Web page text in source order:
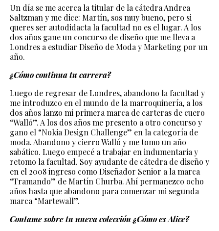
Un día se me acerca la titular de la cátedra Andrea
Saltzman y me dice: Martín, sos muy bueno, pero si
queres ser autodidacta la facultad no es el lugar. A los
dos años gane un concurso de diseño que me lleva a
Londres a estudiar Diseño de Moda y Marketing por un
año.
¿Cómo continua tu carrera?
Luego de regresar de Londres, abandono la facultad y
me introduzco en el mundo de la marroquinería, a los
dos años lanzo mi primera marca de carteras de cuero
“Walló”. A los dos años me presento a otro concurso y
gano el “Nokia Design Challenge” en la categoría de
moda. Abandono y cierro Walló y me tomo un año
sabático. Luego empecé a trabajar en indumentaria y
retomo la facultad. Soy ayudante de cátedra de diseño y
en el 2008 ingreso como Diseñador Senior a la marca
“Tramando” de Martín Churba. Ahí permanezco ocho
años hasta que abandono para comenzar mi segunda
marca “Martewall”.
Contame sobre tu nueva colección ¿Cómo es Alice?